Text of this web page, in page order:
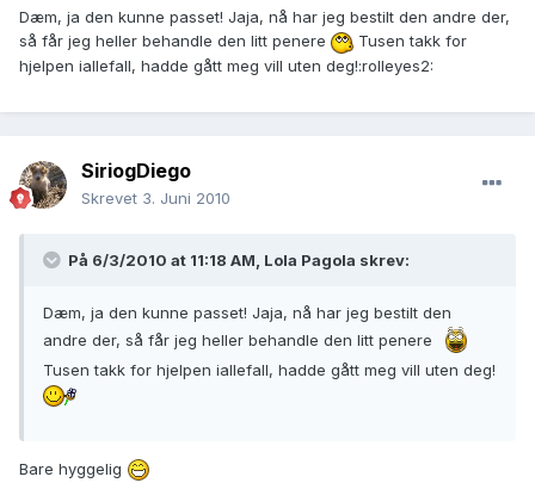
Dæm, ja den kunne passet! Jaja, nå har jeg bestilt den andre der,
så får jeg heller behandle den litt penere
Tusen takk for
hjelpen iallefall, hadde gått meg vill uten deg!:rolleyes2:
SiriogDiego
Skrevet 3. Juni 2010
På 6/3/2010 at 11:18 AM, Lola Pagola skrev:
Dæm, ja den kunne passet! Jaja, nå har jeg bestilt den
andre der, så får jeg heller behandle den litt penere
Tusen takk for hjelpen iallefall, hadde gått meg vill uten deg!
Bare hyggelig